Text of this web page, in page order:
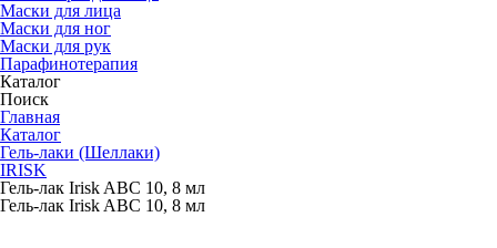
Маски для лица
Маски для ног
Маски для рук
Парафино­терапия
Каталог
Поиск
Главная
Каталог
Гель-лаки (Шеллаки)
IRISK
Гель-лак Irisk ABC 10, 8 мл
Гель-лак Irisk ABC 10, 8 мл